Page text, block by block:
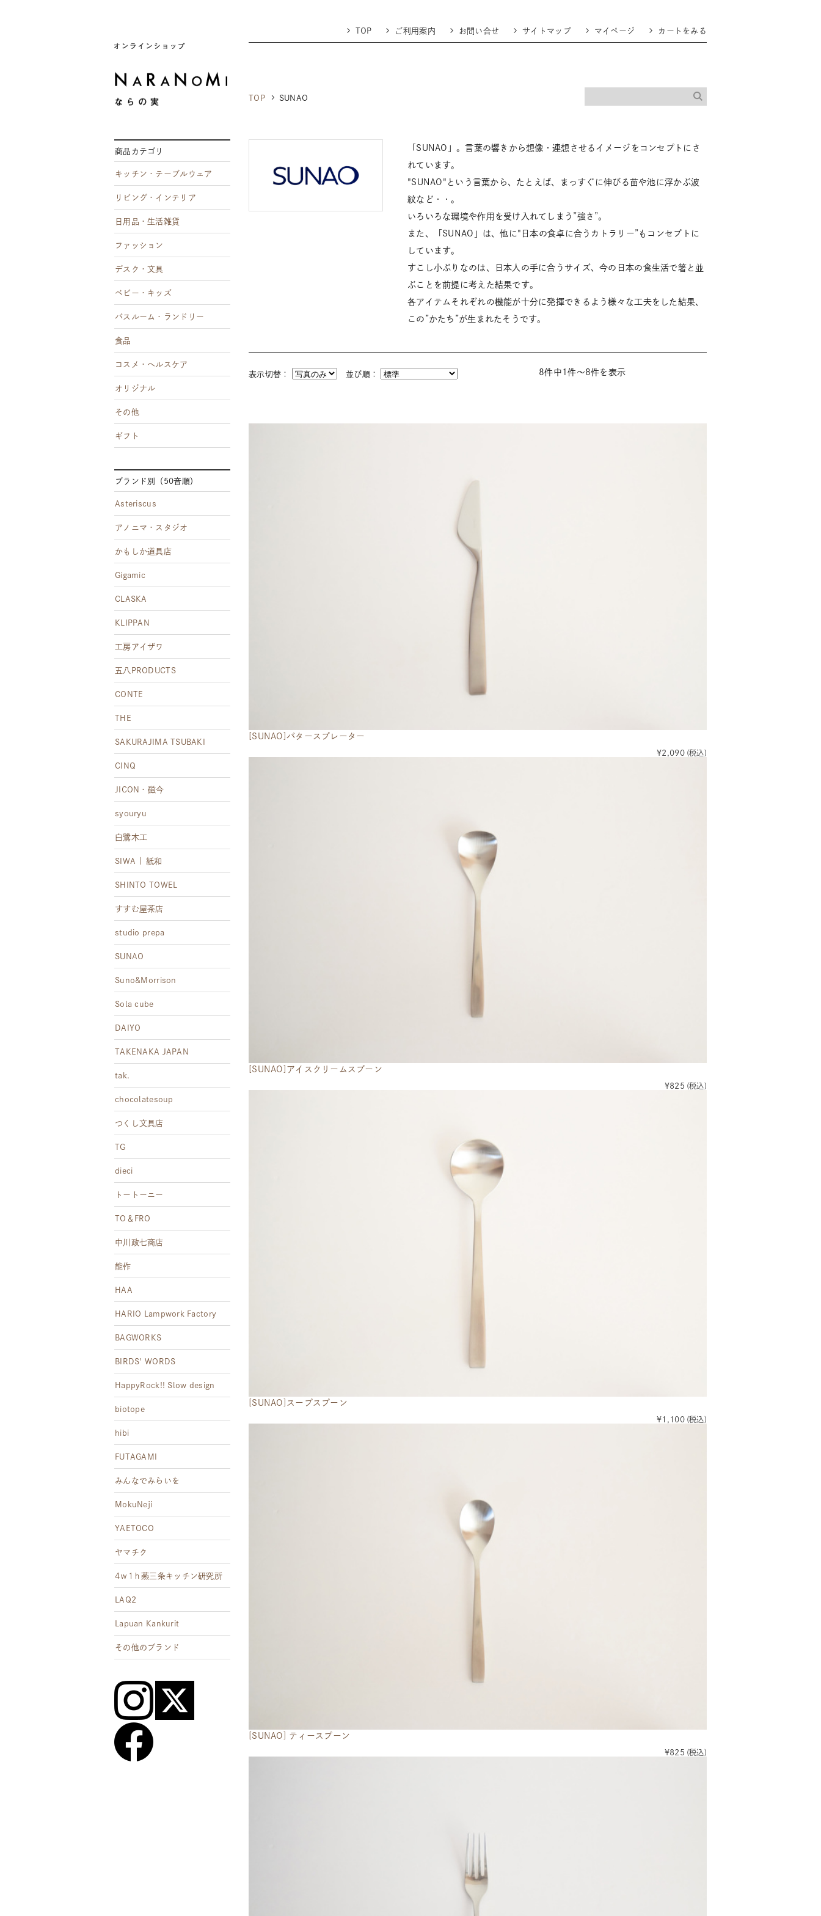
TOP ご利用案内 お問い合せ サイトマップ マイページ カートをみる
TOP SUNAO
「SUNAO」。言葉の響きから想像・連想させるイメージをコンセプトにさ
れています。
"SUNAO"という言葉から、たとえば、まっすぐに伸びる苗や池に浮かぶ波
紋など・・。
いろいろな環境や作用を受け入れてしまう”強さ”。
また、「SUNAO」は、他に"日本の食卓に合うカトラリー”もコンセプトに
しています。
すこし小ぶりなのは、日本人の手に合うサイズ、今の日本の食生活で箸と並
ぶことを前提に考えた結果です。
各アイテムそれぞれの機能が十分に発揮できるよう様々な工夫をした結果、
この”かたち”が生まれたそうです。
表示切替： 並び順： 8件中1件～8件を表示
[SUNAO]バタースプレーター
¥2,090 (税込)
[SUNAO]アイスクリームスプーン
¥825 (税込)
[SUNAO]スープスプーン
¥1,100 (税込)
[SUNAO] ティースプーン
¥825 (税込)
商品カテゴリ
キッチン・テーブルウェア
リビング・インテリア
日用品・生活雑貨
ファッション
デスク・文具
ベビー・キッズ
バスルーム・ランドリー
食品
コスメ・ヘルスケア
オリジナル
その他
ギフト
ブランド別（50音順）
Asteriscus
アノニマ・スタジオ
かもしか道具店
Gigamic
CLASKA
KLIPPAN
工房アイザワ
五八PRODUCTS
CONTE
THE
SAKURAJIMA TSUBAKI
CINQ
JICON・磁今
syouryu
白鷺木工
SIWA | 紙和
SHINTO TOWEL
すすむ屋茶店
studio prepa
SUNAO
Suno&Morrison
Sola cube
DAIYO
TAKENAKA JAPAN
tak.
chocolatesoup
つくし文具店
TG
dieci
トートーニー
TO＆FRO
中川政七商店
能作
HAA
HARIO Lampwork Factory
BAGWORKS
BIRDS' WORDS
HappyRock!! Slow design
biotope
hibi
FUTAGAMI
みんなでみらいを
MokuNeji
YAETOCO
ヤマチク
4ｗ1ｈ燕三条キッチン研究所
LAQ2
Lapuan Kankurit
その他のブランド